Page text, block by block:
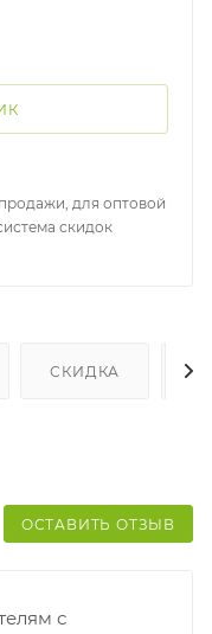
для оптовой
скидок
СКИДКА
ОСТАВИТЬ ОТЗЫВ
с